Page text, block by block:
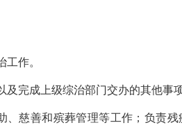
作。
完成上级综治部门交办的其他事项
慈善和殡葬管理等工作；负责残